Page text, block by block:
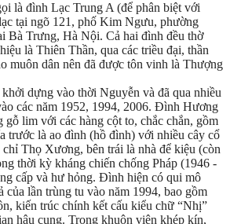
là đình Lạc Trung A (để phân biệt với
tại ngõ 121, phố Kim Ngưu, phường
Bà Trưng, Hà Nội. Cả hai đình đều thờ
là Thiên Thần, qua các triều đại, thần
muôn dân nên đã được tôn vinh là Thượng
dựng vào thời Nguyễn và đã qua nhiều
các năm 1952, 1994, 2006. Đình Hương
gỗ lim với các hàng cột to, chắc chắn, gồm
trước là ao đình (hồ đình) với nhiều cây cổ
Thọ Xương, bên trái là nhà để kiệu (còn
thời kỳ kháng chiến chống Pháp (1946 -
cấp và hư hỏng. Đình hiện có qui mô
của lần trùng tu vào năm 1994, bao gồm
kiến trúc chính kết cấu kiểu chữ “Nhị”
hậu cung. Trong khuôn viên khép kín,